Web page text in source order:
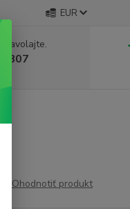
EUR
Zavolajte.
807
Ohodnotiť produkt